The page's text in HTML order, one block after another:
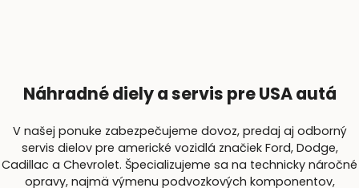
Náhradné diely a servis pre USA autá
V našej ponuke zabezpečujeme dovoz, predaj aj odborný
servis dielov pre americké vozidlá značiek Ford, Dodge,
Cadillac a Chevrolet. Špecializujeme sa na technicky náročné
opravy, najmä výmenu podvozkových komponentov,